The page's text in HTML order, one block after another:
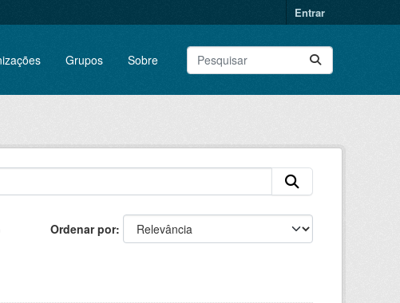
Entrar
Grupos Sobre
Ordenar por